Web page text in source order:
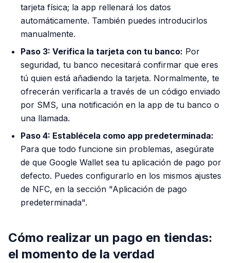
tarjeta física; la app rellenará los datos
automáticamente. También puedes introducirlos
manualmente.
Paso 3: Verifica la tarjeta con tu banco: Por
seguridad, tu banco necesitará confirmar que eres
tú quien está añadiendo la tarjeta. Normalmente, te
ofrecerán verificarla a través de un código enviado
por SMS, una notificación en la app de tu banco o
una llamada.
Paso 4: Establécela como app predeterminada:
Para que todo funcione sin problemas, asegúrate
de que Google Wallet sea tu aplicación de pago por
defecto. Puedes configurarlo en los mismos ajustes
de NFC, en la sección "Aplicación de pago
predeterminada".
Cómo realizar un pago en tiendas:
el momento de la verdad